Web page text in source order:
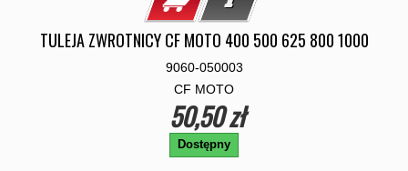
TULEJA ZWROTNICY CF MOTO 400 500 625 800 1000
9060-050003
CF MOTO
50,50 zł
Dostępny